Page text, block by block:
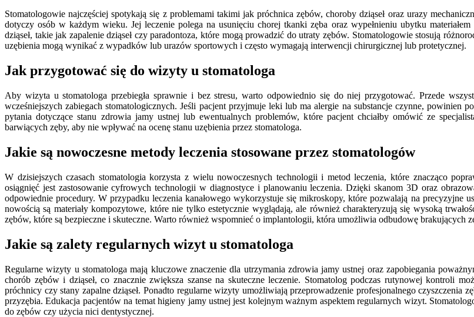
Stomatologowie najczęściej spotykają się z problemami takimi jak próchnica zębów, choroby dziąseł oraz urazy
dotyczy osób w każdym wieku. Jej leczenie polega na usunięciu chorej tkanki zęba oraz wypełnieniu ubytku
dziąseł, takie jak zapalenie dziąseł czy paradontoza, które mogą prowadzić do utraty zębów. Stomatologowie stosują
uzębienia mogą wynikać z wypadków lub urazów sportowych i często wymagają interwencji chirurgicznej lub protetycznej.
Jak przygotować się do wizyty u stomatologa
Aby wizyta u stomatologa przebiegła sprawnie i bez stresu, warto odpowiednio się do niej przygotować. Przede
wcześniejszych zabiegach stomatologicznych. Jeśli pacjent przyjmuje leki lub ma alergie na substancje czynne,
pytania dotyczące stanu zdrowia jamy ustnej lub ewentualnych problemów, które pacjent chciałby omówić ze
barwiących zęby, aby nie wpływać na ocenę stanu uzębienia przez stomatologa.
Jakie są nowoczesne metody leczenia stosowane przez stomatologów
W dzisiejszych czasach stomatologia korzysta z wielu nowoczesnych technologii i metod leczenia, które znacząco
osiągnięć jest zastosowanie cyfrowych technologii w diagnostyce i planowaniu leczenia. Dzięki skanom 3D oraz
odpowiednie procedury. W przypadku leczenia kanałowego wykorzystuje się mikroskopy, które pozwalają na precyzyjne
nowością są materiały kompozytowe, które nie tylko estetycznie wyglądają, ale również charakteryzują się wysoką
zębów, które są bezpieczne i skuteczne. Warto również wspomnieć o implantologii, która umożliwia odbudowę brakujących
Jakie są zalety regularnych wizyt u stomatologa
Regularne wizyty u stomatologa mają kluczowe znaczenie dla utrzymania zdrowia jamy ustnej oraz zapobiegania
chorób zębów i dziąseł, co znacznie zwiększa szanse na skuteczne leczenie. Stomatolog podczas rutynowej kontroli
próchnicy czy stany zapalne dziąseł. Ponadto regularne wizyty umożliwiają przeprowadzenie profesjonalnego czyszczenia
przyzębia. Edukacja pacjentów na temat higieny jamy ustnej jest kolejnym ważnym aspektem regularnych wizyt.
do zębów czy użycia nici dentystycznej.